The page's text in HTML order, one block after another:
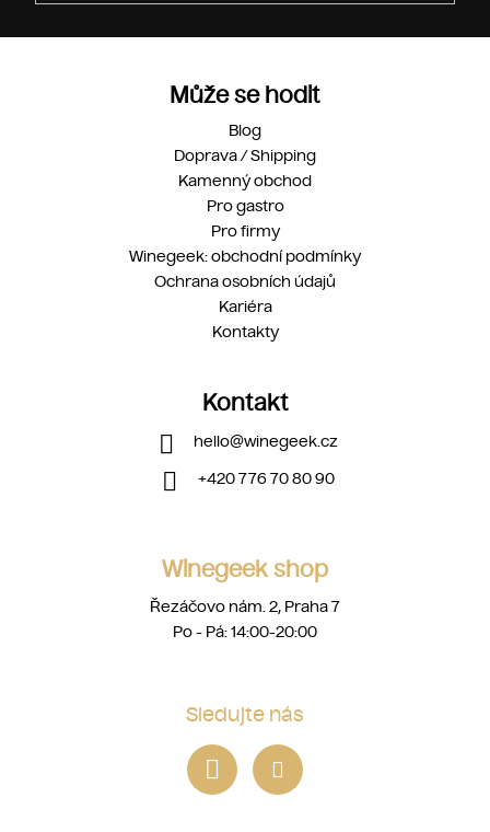
Může se hodit
Blog
Doprava / Shipping
Kamenný obchod
Pro gastro
Pro firmy
Winegeek: obchodní podmínky
Ochrana osobních údajů
Kariéra
Kontakty
Kontakt
hello@winegeek.cz
+420 776 70 80 90
Winegeek shop
Řezáčovo nám. 2, Praha 7
Po - Pá: 14:00-20:00
Sledujte nás